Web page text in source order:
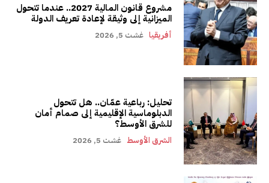
مشروع قانون المالية 2027.. عندما تتحول
الميزانية إلى وثيقة لإعادة تعريف الدولة
أفريقيا غشت 5, 2026
تحليل: رباعية عمّان.. هل تتحول
الدبلوماسية الإقليمية إلى صمام أمان
للشرق الأوسط؟
الشرق الأوسط غشت 5, 2026